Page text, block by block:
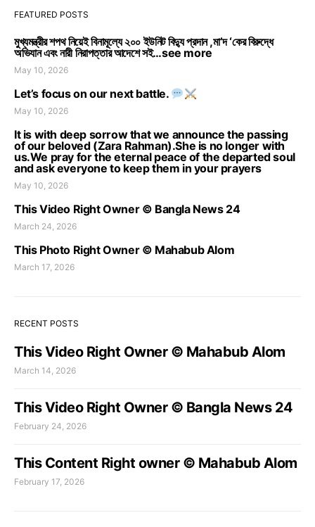
FEATURED POSTS
মুখ্যমন্ত্রীর শপথ নিয়েই বিনামূল্যে ২০০ ইউনিট বিদ্যু প্রদান ,মা’দ ‘কের বিরুদ্ধে
অভিযান এবং নারী নিরাপত্তার আদেশে সই…see more
May 10, 2026
Let’s focus on our next battle.
May 10, 2026
It is with deep sorrow that we announce the passing
of our beloved (Zara Rahman).She is no longer with
us.We pray for the eternal peace of the departed soul
and ask everyone to keep them in your prayers
May 10, 2026
This Video Right Owner © Bangla News 24
March 24, 2026
This Photo Right Owner © Mahabub Alom
March 17, 2026
RECENT POSTS
This Video Right Owner © Mahabub Alom
March 14, 2026
This Video Right Owner © Bangla News 24
February 24, 2026
This Content Right owner © Mahabub Alom
February 17, 2026